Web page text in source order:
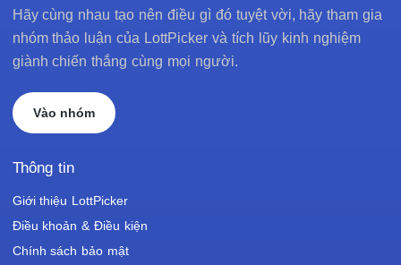
Hãy cùng nhau tạo nên điều gì đó tuyệt vời, hãy tham gia
nhóm thảo luận của LottPicker và tích lũy kinh nghiệm
giành chiến thắng cùng mọi người.
Vào nhóm
Thông tin
Giới thiệu LottPicker
Điều khoản & Điều kiện
Chính sách bảo mật